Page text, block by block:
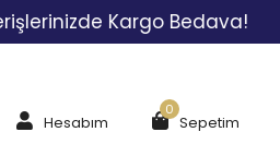
Kargo Bedava! Tüm
Hesabım Sepetim
0